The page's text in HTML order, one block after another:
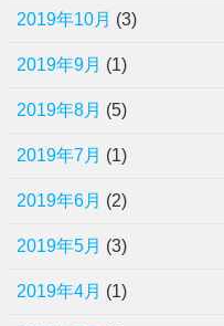
2019年10月 (3)
2019年9月 (1)
2019年8月 (5)
2019年7月 (1)
2019年6月 (2)
2019年5月 (3)
2019年4月 (1)